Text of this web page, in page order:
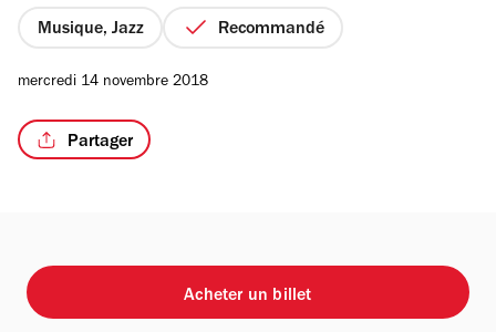
étoiles
Musique, Jazz Recommandé
mercredi 14 novembre 2018
Partager
Acheter un billet